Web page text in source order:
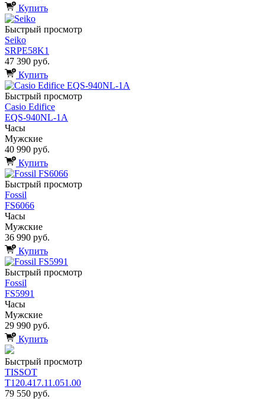
Купить
Быстрый просмотр
Seiko
SRPE58K1
47 390 руб.
Купить
Быстрый просмотр
Casio Edifice
EQS-940NL-1A
Часы
Мужские
40 990 руб.
Купить
Быстрый просмотр
Fossil
FS6066
Часы
Мужские
36 990 руб.
Купить
Быстрый просмотр
Fossil
FS5991
Часы
Мужские
29 990 руб.
Купить
Быстрый просмотр
TISSOT
T120.417.11.051.00
79 550 руб.